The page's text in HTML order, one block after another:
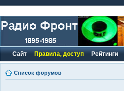
Сайт Правила, доступ Рейтинги
Список форумов